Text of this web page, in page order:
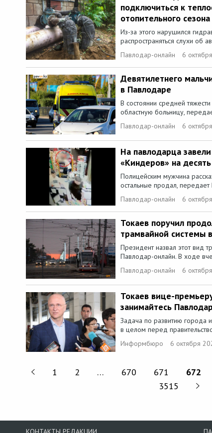
подключиться к
отопительного
Из-за этого нарушился
распространяться слухи об
Павлодар-онлайн
6
Девятилетнего
в Павлодаре
В состоянии средней
областную больницу,
Павлодар-онлайн
6
На павлодарца
«Киндеров» на
Полицейским мужчина
остальные продал,
Павлодар-онлайн
6
Токаев поручил
трамвайной системы
Президент назвал этот вид
Павлодар-онлайн. В ходе
Павлодар-онлайн
6
Токаев вице-
занимайтесь
Задача по развитию города
в целом перед
Информбюро
6 октября
1 2 … 670 671 672
3515